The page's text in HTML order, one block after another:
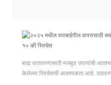
बाह्य वातावरणासाठी मजबूत उपायांची
केलेल्या स्विचेसची आवश्यकता आहे.